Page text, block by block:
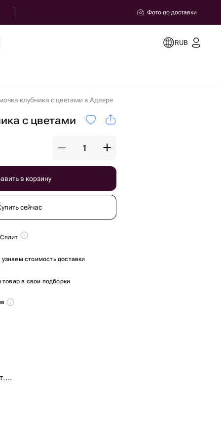
Фото до доставки
RUB
клубника с цветами в Адлере
с цветами
в корзину
сейчас
стоимость доставки
в свои подборки